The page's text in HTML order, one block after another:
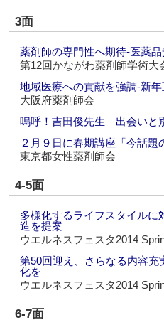
3面
薬剤師の専門性へ期待‐医薬
第12回かながわ薬剤師学術大
地域医療への貢献を強調‐新年
大阪府薬剤師会
嗚呼！吉田俊先生―出会いと
２月９日に春期講座「今話題
東京都女性薬剤師会
4-5面
多様化するライフスタイルに
造を提案
ウエルネスフェスタ2014
第50回迎え、さらなる内容充
化を
ウエルネスフェスタ2014
6-7面